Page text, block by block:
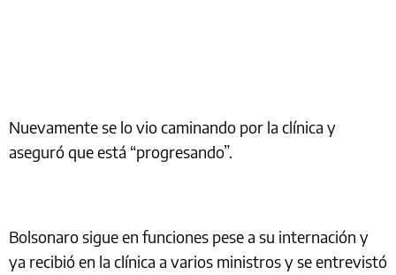
Nuevamente se lo vio caminando por la clínica y
aseguró que está “progresando”.
Bolsonaro sigue en funciones pese a su internación y
ya recibió en la clínica a varios ministros y se entrevistó